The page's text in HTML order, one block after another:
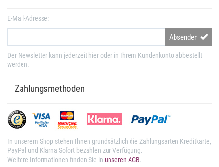
E-Mail-Adresse:
Absenden
Der Newsletter kann jederzeit hier oder in Ihrem Kundenkonto abbestellt
werden.
Zahlungsmethoden
In unserem Shop stehen Ihnen grundsätzlich die Zahlungsarten Kreditkarte,
PayPal und Klarna Sofort bezahlen zur Verfügung.
Weitere Informationen finden Sie in unseren AGB.